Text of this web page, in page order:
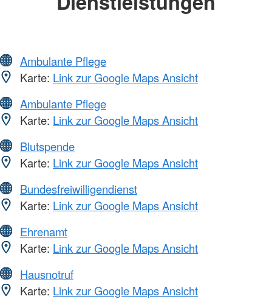
Ambulante Pflege
Karte: Link zur Google Maps Ansicht
Ambulante Pflege
Karte: Link zur Google Maps Ansicht
Blutspende
Karte: Link zur Google Maps Ansicht
Bundesfreiwilligendienst
Karte: Link zur Google Maps Ansicht
Ehrenamt
Karte: Link zur Google Maps Ansicht
Hausnotruf
Karte: Link zur Google Maps Ansicht